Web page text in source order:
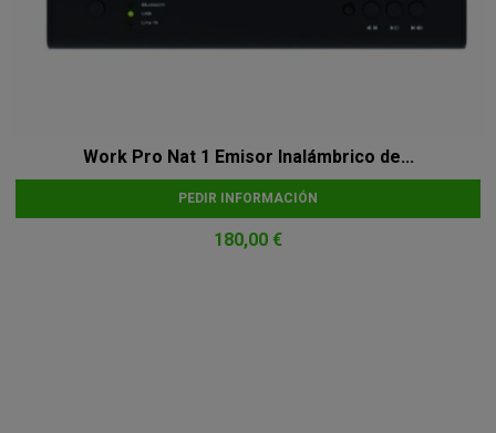
Work Pro Nat 1 Emisor Inalámbrico de...
PEDIR INFORMACIÓN
180,00 €